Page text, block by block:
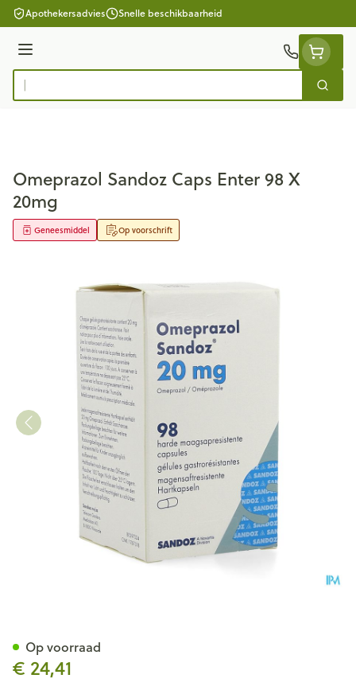
Ga naar de inhoud
Apothekersadvies Snelle beschikbaarheid
Menu
Product, merk, categorie... Zoek
Omeprazol Sandoz Caps Enter 98 X
20mg
Op voorschrift
Geneesmiddel
€ 24,41
Op voorraad